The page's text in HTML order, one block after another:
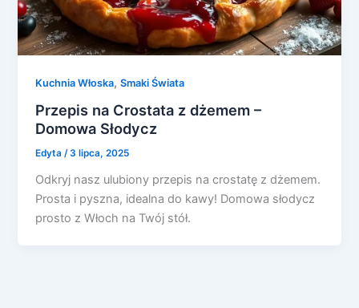
Kuchnia Włoska,Smaki Świata
Przepis na Crostata z dżemem –
Domowa Słodycz
Edyta/3 lipca, 2025
Odkryj nasz ulubiony przepis na crostatę z dżemem.
Prosta i pyszna, idealna do kawy! Domowa słodycz
prosto z Włoch na Twój stół.